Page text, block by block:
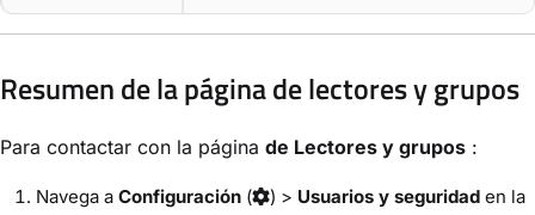
Resumen de la página de lectores y grupos
Para contactar con la página de Lectores y grupos :
Navega a Configuración ( ) > Usuarios y seguridad en la